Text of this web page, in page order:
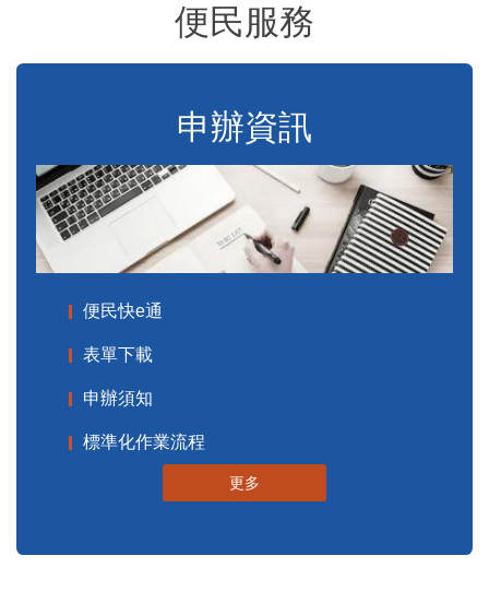
便民服務
申辦資訊
便民快e通
表單下載
申辦須知
標準化作業流程
更多